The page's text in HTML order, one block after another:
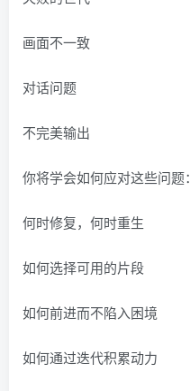
画面不一致
对话问题
不完美输出
你将学会如何应对这些问题：
何时修复，何时重生
如何选择可用的片段
如何前进而不陷入困境
如何通过迭代积累动力